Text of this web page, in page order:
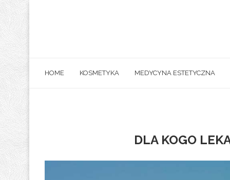
HOME KOSMETYKA MEDYCYNA ESTETYCZNA
DLA KOGO